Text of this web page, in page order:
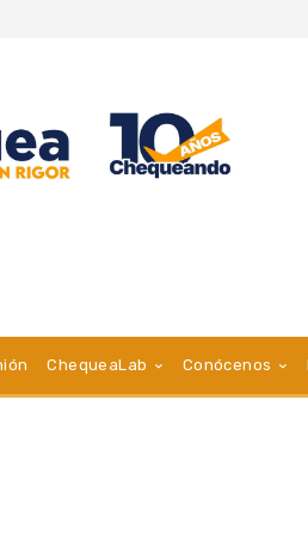
ChequeaLab Conócenos